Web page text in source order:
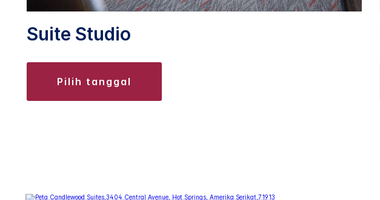
Suite Studio
pilih tanggal